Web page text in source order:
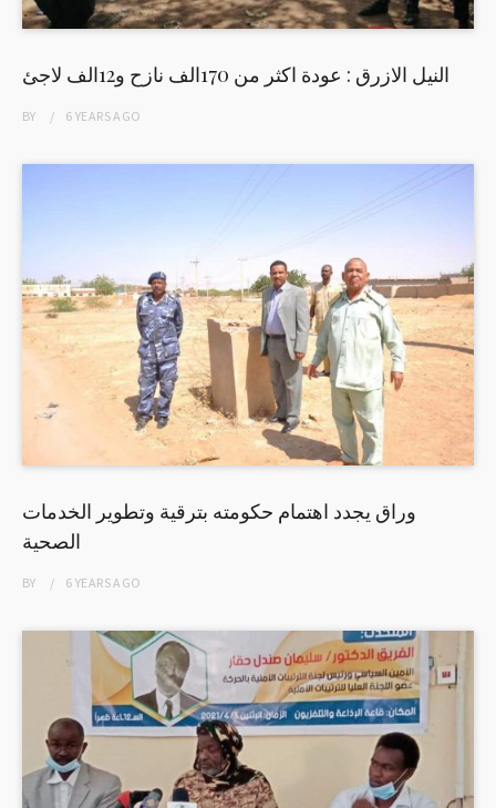
النيل الازرق : عودة اكثر من 170الف نازح و12الف لاجئ
BY 6 YEARSAGO
وراق يجدد اهتمام حكومته بترقية وتطوير الخدمات
الصحية
BY 6 YEARSAGO